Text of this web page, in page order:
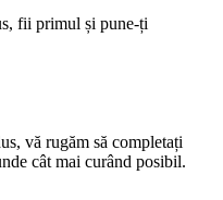
fii primul și pune-ți
vă rugăm să completați
cât mai curând posibil.